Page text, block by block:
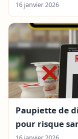
16 janvier 2026
Paupiette de
pour risque